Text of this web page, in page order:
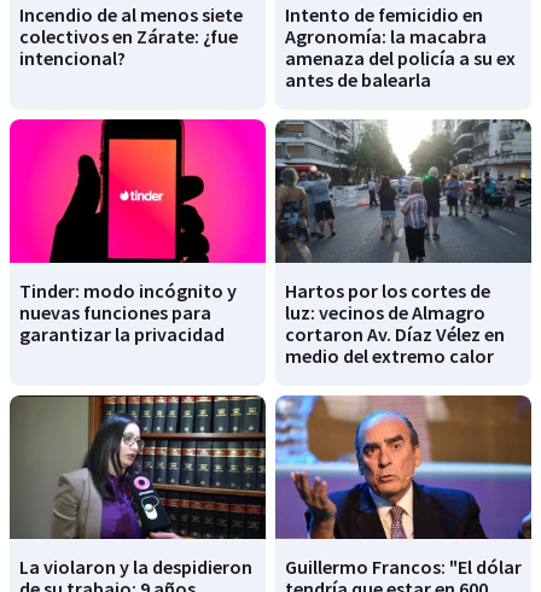
Incendio de al menos siete
colectivos en Zárate: ¿fue
intencional?
Intento de femicidio en
Agronomía: la macabra
amenaza del policía a su ex
antes de balearla
Tinder: modo incógnito y
nuevas funciones para
garantizar la privacidad
Hartos por los cortes de
luz: vecinos de Almagro
cortaron Av. Díaz Vélez en
medio del extremo calor
La violaron y la despidieron
Guillermo Francos: "El dólar